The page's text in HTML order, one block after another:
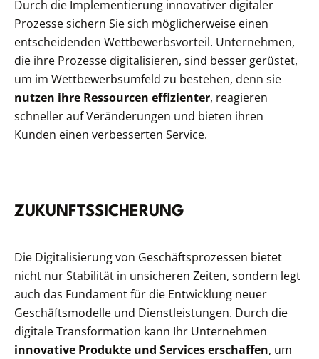
Durch die Implementierung innovativer digitaler
Prozesse sichern Sie sich möglicherweise einen
entscheidenden Wettbewerbsvorteil. Unternehmen,
die ihre Prozesse digitalisieren, sind besser gerüstet,
um im Wettbewerbsumfeld zu bestehen, denn sie
nutzen ihre Ressourcen effizienter, reagieren
schneller auf Veränderungen und bieten ihren
Kunden einen verbesserten Service.
ZUKUNFTSSICHERUNG
Die Digitalisierung von Geschäftsprozessen bietet
nicht nur Stabilität in unsicheren Zeiten, sondern legt
auch das Fundament für die Entwicklung neuer
Geschäftsmodelle und Dienstleistungen. Durch die
digitale Transformation kann Ihr Unternehmen
innovative Produkte und Services erschaffen, um